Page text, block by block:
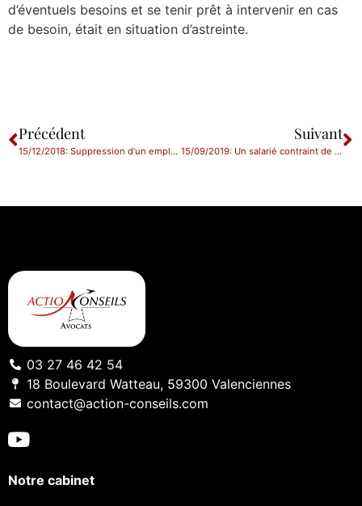
d’éventuels besoins et se tenir prêt à intervenir en cas
de besoin, était en situation d’astreinte.
Précédent
15/12/2018: Suppression d’un emploi vacant : le comité technique paritaire doit être consulté
Suivant
15/09/2019: Un salarié contraint de travailler exclusivement pour son employeur ?
03 27 46 42 54
18 Boulevard Watteau, 59300 Valenciennes
contact@action-conseils.com
Notre cabinet